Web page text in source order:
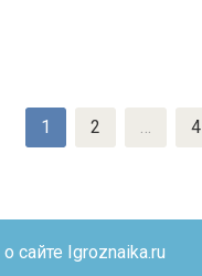
1 2 … 4
сайте Igroznaika.ru